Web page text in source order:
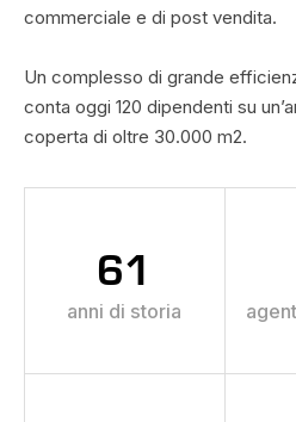
commerciale e di post vendita.
Un complesso di grande
conta oggi 120 dipendenti su
coperta di oltre 30.000 m2.
61
anni di storia